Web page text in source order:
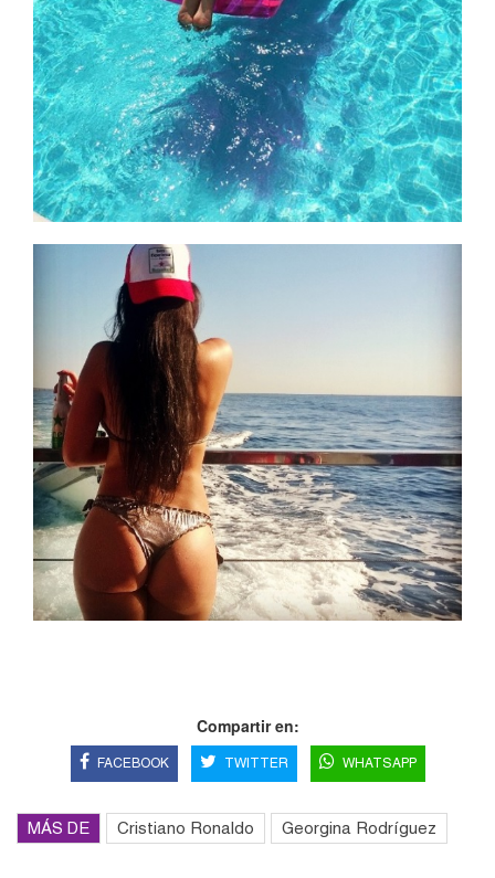
Compartir en:
FACEBOOK TWITTER WHATSAPP
MÁS DE Cristiano Ronaldo Georgina Rodríguez